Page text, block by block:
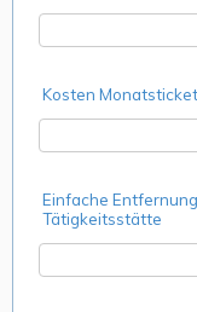
Kosten
Einfache
Tätigkeitsstätte